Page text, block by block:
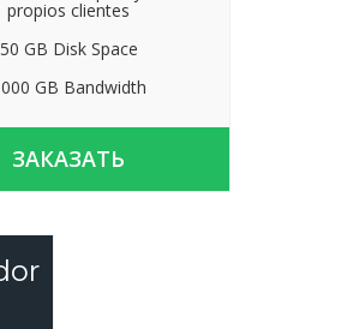
propios clientes
50 GB Disk Space
GB Bandwidth
ЗАКАЗАТЬ